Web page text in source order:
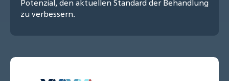
Potenzial, den aktuellen Standard der Behandlung
zu verbessern.